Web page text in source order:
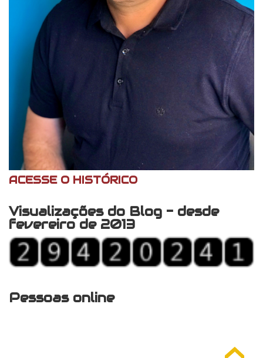
ACESSE O HISTÓRICO
Visualizações do Blog - desde
fevereiro de 2013
Pessoas online